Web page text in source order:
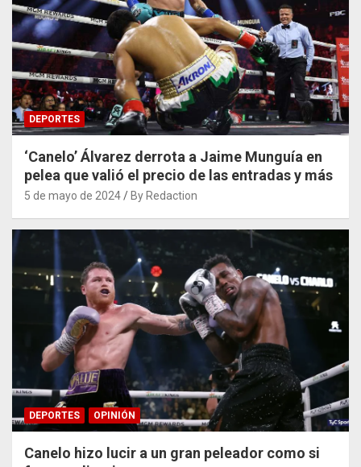
DEPORTES
‘Canelo’ Álvarez derrota a Jaime Munguía en
pelea que valió el precio de las entradas y más
5 de mayo de 2024 By Redaction
DEPORTES OPINIÓN
Canelo hizo lucir a un gran peleador como si